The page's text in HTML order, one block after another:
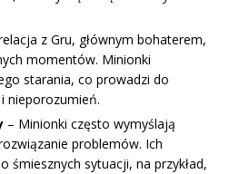
z Gru, głównym bohaterem,
momentów. Minionki
starania, co prowadzi do
nieporozumień.
– Minionki często wymyślają
problemów. Ich
śmiesznych sytuacji, na przykład,